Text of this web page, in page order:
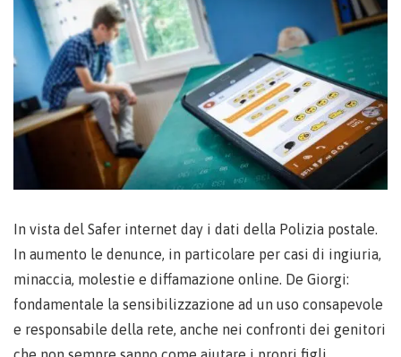
In vista del Safer internet day i dati della Polizia postale.
In aumento le denunce, in particolare per casi di ingiuria,
minaccia, molestie e diffamazione online. De Giorgi:
fondamentale la sensibilizzazione ad un uso consapevole
e responsabile della rete, anche nei confronti dei genitori